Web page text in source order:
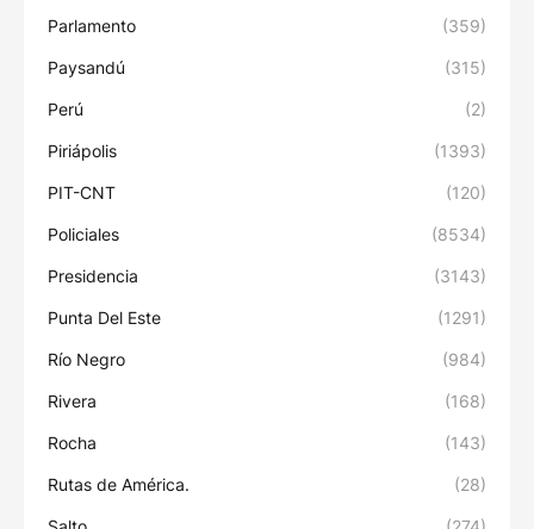
Parlamento (359)
Paysandú (315)
Perú (2)
Piriápolis (1393)
PIT-CNT (120)
Policiales (8534)
Presidencia (3143)
Punta Del Este (1291)
Río Negro (984)
Rivera (168)
Rocha (143)
Rutas de América. (28)